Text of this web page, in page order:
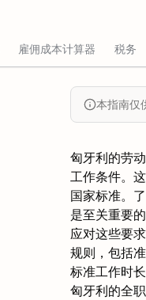
雇佣成本计算器 税务
本指南仅
匈牙利的劳
工作条件。
国家标准。
是至关重要
应对这些要
规则，包括
标准工作时
匈牙利的全